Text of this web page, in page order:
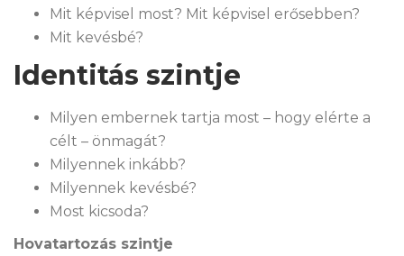
Mit képvisel most? Mit képvisel erősebben?
Mit kevésbé?
Identitás szintje
Milyen embernek tartja most – hogy elérte a
célt – önmagát?
Milyennek inkább?
Milyennek kevésbé?
Most kicsoda?
Hovatartozás szintje